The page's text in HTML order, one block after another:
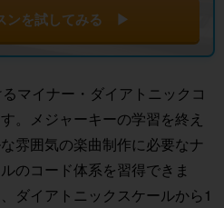
ンを試してみる ▶
マイナー・ダイアトニックコ
。メジャーキーの学習を終え
雰囲気の楽曲制作に必要なナ
のコード体系を習得できま
ダイアトニックスケールから1